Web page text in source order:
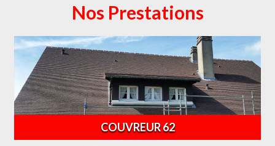
Nos Prestations
COUVREUR 62